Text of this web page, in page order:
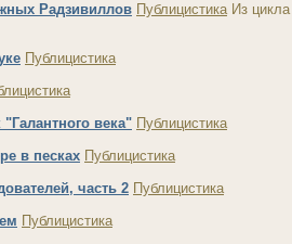
Радзивиллов ПублицистикаИз цикла
Публицистика
века" Публицистика
в песках Публицистика
часть 2 Публицистика
Публицистика